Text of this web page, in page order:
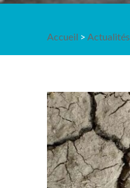
Accueil >Actualités